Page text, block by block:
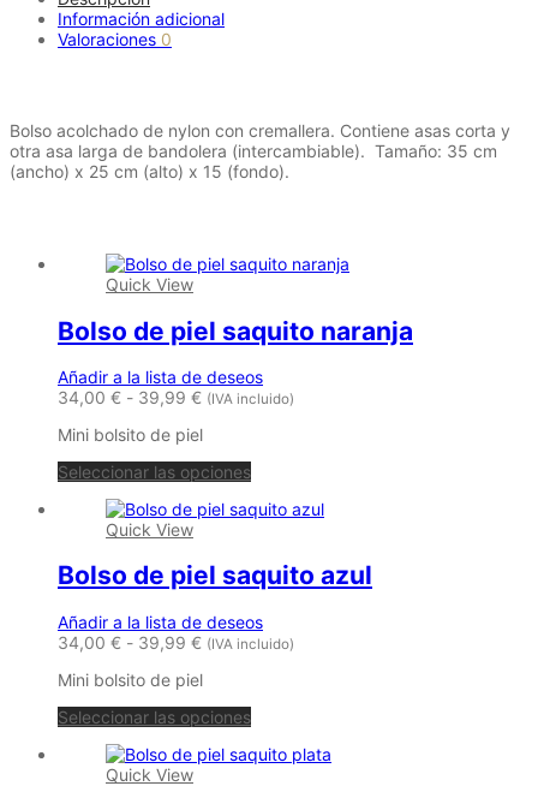
Información adicional
Valoraciones 0
Bolso acolchado de nylon con cremallera. Contiene asas corta y
otra asa larga de bandolera (intercambiable). Tamaño: 35 cm
(ancho) x 25 cm (alto) x 15 (fondo).
Quick View
Bolso de piel saquito naranja
Añadir a la lista de deseos
34,00 € - 39,99 €Rango
precios:
desde
34,00 €
hasta
39,99 €
(IVA incluido)
Mini bolsito de piel
Seleccionar las opcionesEste
tiene
Las
opciones
pueden
elegir
página
producto
Quick View
Bolso de piel saquito azul
Añadir a la lista de deseos
34,00 € - 39,99 €Rango
precios:
desde
34,00 €
hasta
39,99 €
(IVA incluido)
Mini bolsito de piel
Seleccionar las opcionesEste
tiene
Quick View